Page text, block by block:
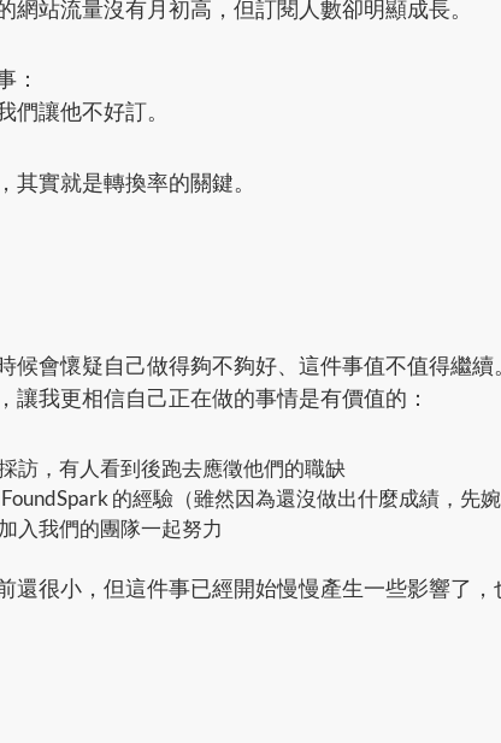
網站流量沒有月初高，但訂閱人數卻明顯成長。
：
們讓他不好訂。
實就是轉換率的關鍵。
候會懷疑自己做得夠不夠好、這件事值不值得繼
讓我更相信自己正在做的事情是有價值的：
訪，有人看到後跑去應徵他們的職缺
的經驗（雖然因為還沒做出什麼成績，先
入我們的團隊一起努力
還很小，但這件事已經開始慢慢產生一些影響了